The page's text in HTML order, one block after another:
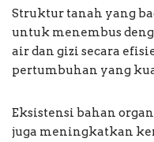
Struktur tanah yang
untuk menembus
air dan gizi secara
pertumbuhan yang
Eksistensi bahan
juga meningkatkan